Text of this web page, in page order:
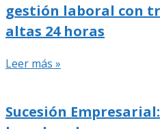
gestión laboral con
altas 24 horas
Leer más »
Sucesión